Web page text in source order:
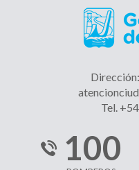
Tel.
100